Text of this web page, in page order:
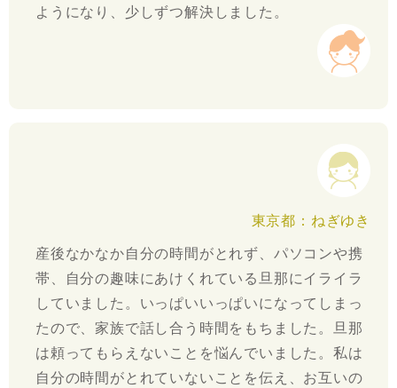
ようになり、少しずつ解決しました。
東京都：ねぎゆき
産後なかなか自分の時間がとれず、パソコンや携
帯、自分の趣味にあけくれている旦那にイライラ
していました。いっぱいいっぱいになってしまっ
たので、家族で話し合う時間をもちました。旦那
は頼ってもらえないことを悩んでいました。私は
自分の時間がとれていないことを伝え、お互いの